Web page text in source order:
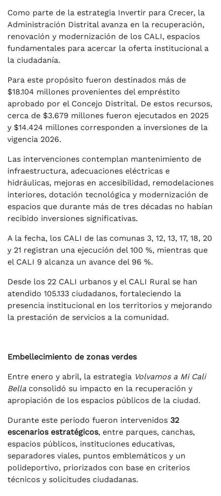
Como parte de la estrategia Invertir para Crecer, la
Administración Distrital avanza en la recuperación,
renovación y modernización de los CALI, espacios
fundamentales para acercar la oferta institucional a
la ciudadanía.
Para este propósito fueron destinados más de
$18.104 millones provenientes del empréstito
aprobado por el Concejo Distrital. De estos recursos,
cerca de $3.679 millones fueron ejecutados en 2025
y $14.424 millones corresponden a inversiones de la
vigencia 2026.
Las intervenciones contemplan mantenimiento de
infraestructura, adecuaciones eléctricas e
hidráulicas, mejoras en accesibilidad, remodelaciones
interiores, dotación tecnológica y modernización de
espacios que durante más de tres décadas no habían
recibido inversiones significativas.
A la fecha, los CALI de las comunas 3, 12, 13, 17, 18, 20
y 21 registran una ejecución del 100 %, mientras que
el CALI 9 alcanza un avance del 96 %.
Desde los 22 CALI urbanos y el CALI Rural se han
atendido 105.133 ciudadanos, fortaleciendo la
presencia institucional en los territorios y mejorando
la prestación de servicios a la comunidad.
Embellecimiento de zonas verdes
Entre enero y abril, la estrategia Volvamos a Mi Cali
Bella consolidó su impacto en la recuperación y
apropiación de los espacios públicos de la ciudad.
Durante este periodo fueron intervenidos 32
escenarios estratégicos, entre parques, canchas,
espacios públicos, instituciones educativas,
separadores viales, puntos emblemáticos y un
polideportivo, priorizados con base en criterios
técnicos y solicitudes ciudadanas.